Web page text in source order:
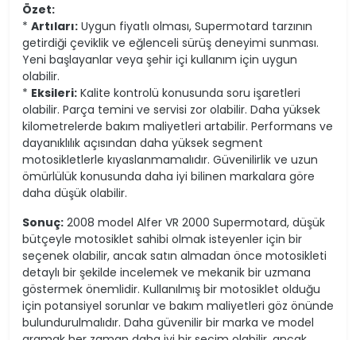
Özet:
* Artıları: Uygun fiyatlı olması, Supermotard tarzının
getirdiği çeviklik ve eğlenceli sürüş deneyimi sunması.
Yeni başlayanlar veya şehir içi kullanım için uygun
olabilir.
* Eksileri: Kalite kontrolü konusunda soru işaretleri
olabilir. Parça temini ve servisi zor olabilir. Daha yüksek
kilometrelerde bakım maliyetleri artabilir. Performans ve
dayanıklılık açısından daha yüksek segment
motosikletlerle kıyaslanmamalıdır. Güvenilirlik ve uzun
ömürlülük konusunda daha iyi bilinen markalara göre
daha düşük olabilir.
Sonuç: 2008 model Alfer VR 2000 Supermotard, düşük
bütçeyle motosiklet sahibi olmak isteyenler için bir
seçenek olabilir, ancak satın almadan önce motosikleti
detaylı bir şekilde incelemek ve mekanik bir uzmana
göstermek önemlidir. Kullanılmış bir motosiklet olduğu
için potansiyel sorunlar ve bakım maliyetleri göz önünde
bulundurulmalıdır. Daha güvenilir bir marka ve model